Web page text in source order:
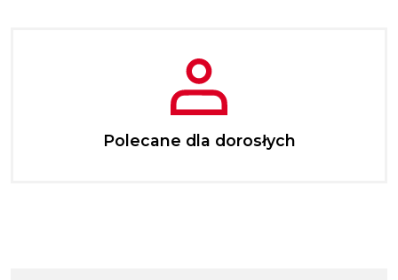
Polecane dla dorosłych